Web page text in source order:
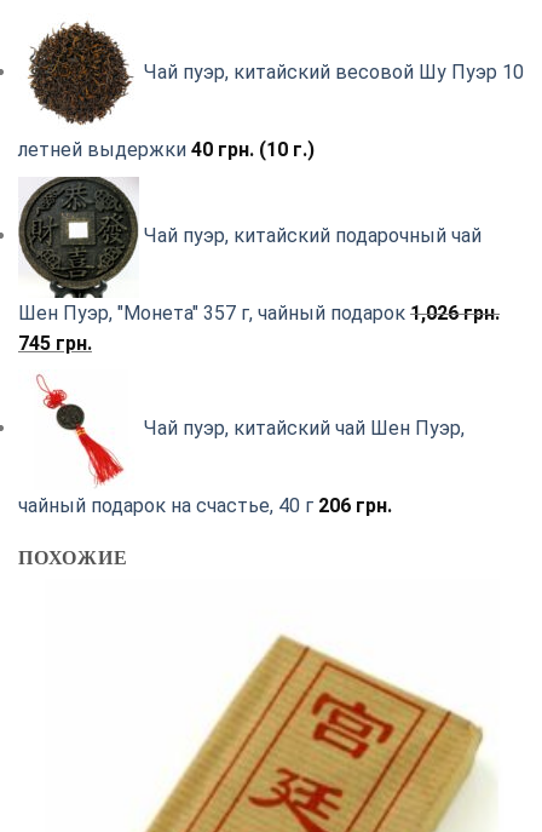
Чай пуэр, китайский весовой Шу Пуэр 10
летней выдержки 40 грн. (10 г.)
Чай пуэр, китайский подарочный чай
Шен Пуэр, "Монета" 357 г, чайный подарок 1,026грн.
Первоначальная
цена
составляла
1,026
745 грн.
грн..
Чай пуэр, китайский чай Шен Пуэр,
чайный подарок на счастье, 40 г 206 грн.
ПОХОЖИЕ